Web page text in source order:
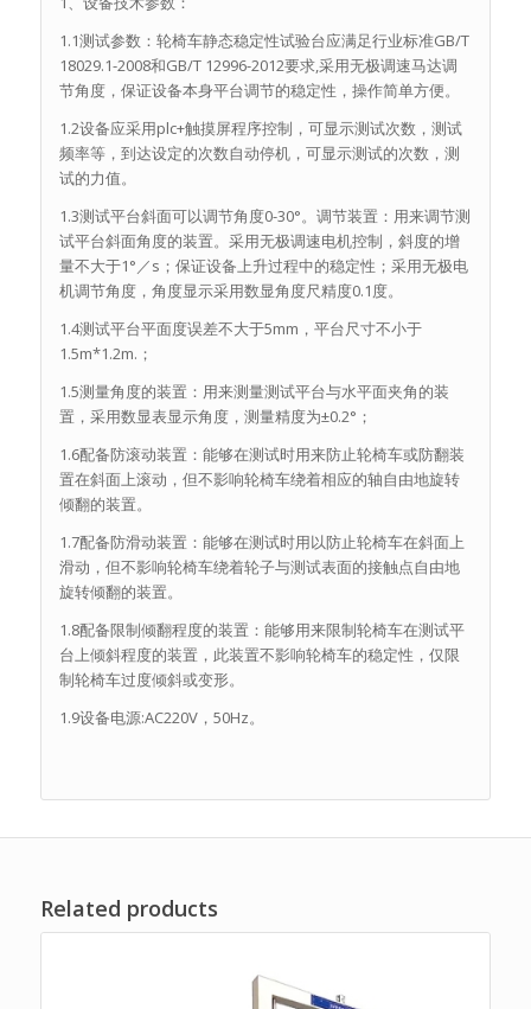
1.1测试参数：轮椅车静态稳定性试验台应满足行业标准GB/T
18029.1-2008和GB/T 12996-2012要求,采用无极调速马达调
节角度，保证设备本身平台调节的稳定性，操作简单方便。
1.2设备应采用plc+触摸屏程序控制，可显示测试次数，测试
频率等，到达设定的次数自动停机，可显示测试的次数，测
试的力值。
1.3测试平台斜面可以调节角度0-30°。调节装置：用来调节测
试平台斜面角度的装置。采用无极调速电机控制，斜度的增
量不大于1°／s；保证设备上升过程中的稳定性；采用无极电
机调节角度，角度显示采用数显角度尺精度0.1度。
1.4测试平台平面度误差不大于5mm，平台尺寸不小于
1.5m*1.2m.；
1.5测量角度的装置：用来测量测试平台与水平面夹角的装
置，采用数显表显示角度，测量精度为±0.2°；
1.6配备防滚动装置：能够在测试时用来防止轮椅车或防翻装
置在斜面上滚动，但不影响轮椅车绕着相应的轴自由地旋转
倾翻的装置。
1.7配备防滑动装置：能够在测试时用以防止轮椅车在斜面上
滑动，但不影响轮椅车绕着轮子与测试表面的接触点自由地
旋转倾翻的装置。
1.8配备限制倾翻程度的装置：能够用来限制轮椅车在测试平
台上倾斜程度的装置，此装置不影响轮椅车的稳定性，仅限
制轮椅车过度倾斜或变形。
1.9设备电源:AC220V，50Hz。
Related products